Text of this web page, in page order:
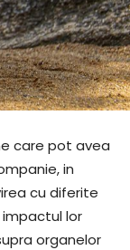
care pot avea
in
cu diferite
lor
organelor